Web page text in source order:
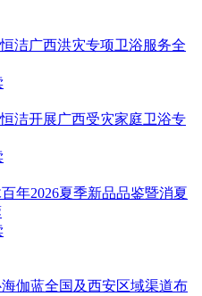
洁广西洪灾专项卫浴服务全
洁开展广西受灾家庭卫浴专
年2026夏季新品品鉴暨消夏
伽蓝全国及西安区域渠道布